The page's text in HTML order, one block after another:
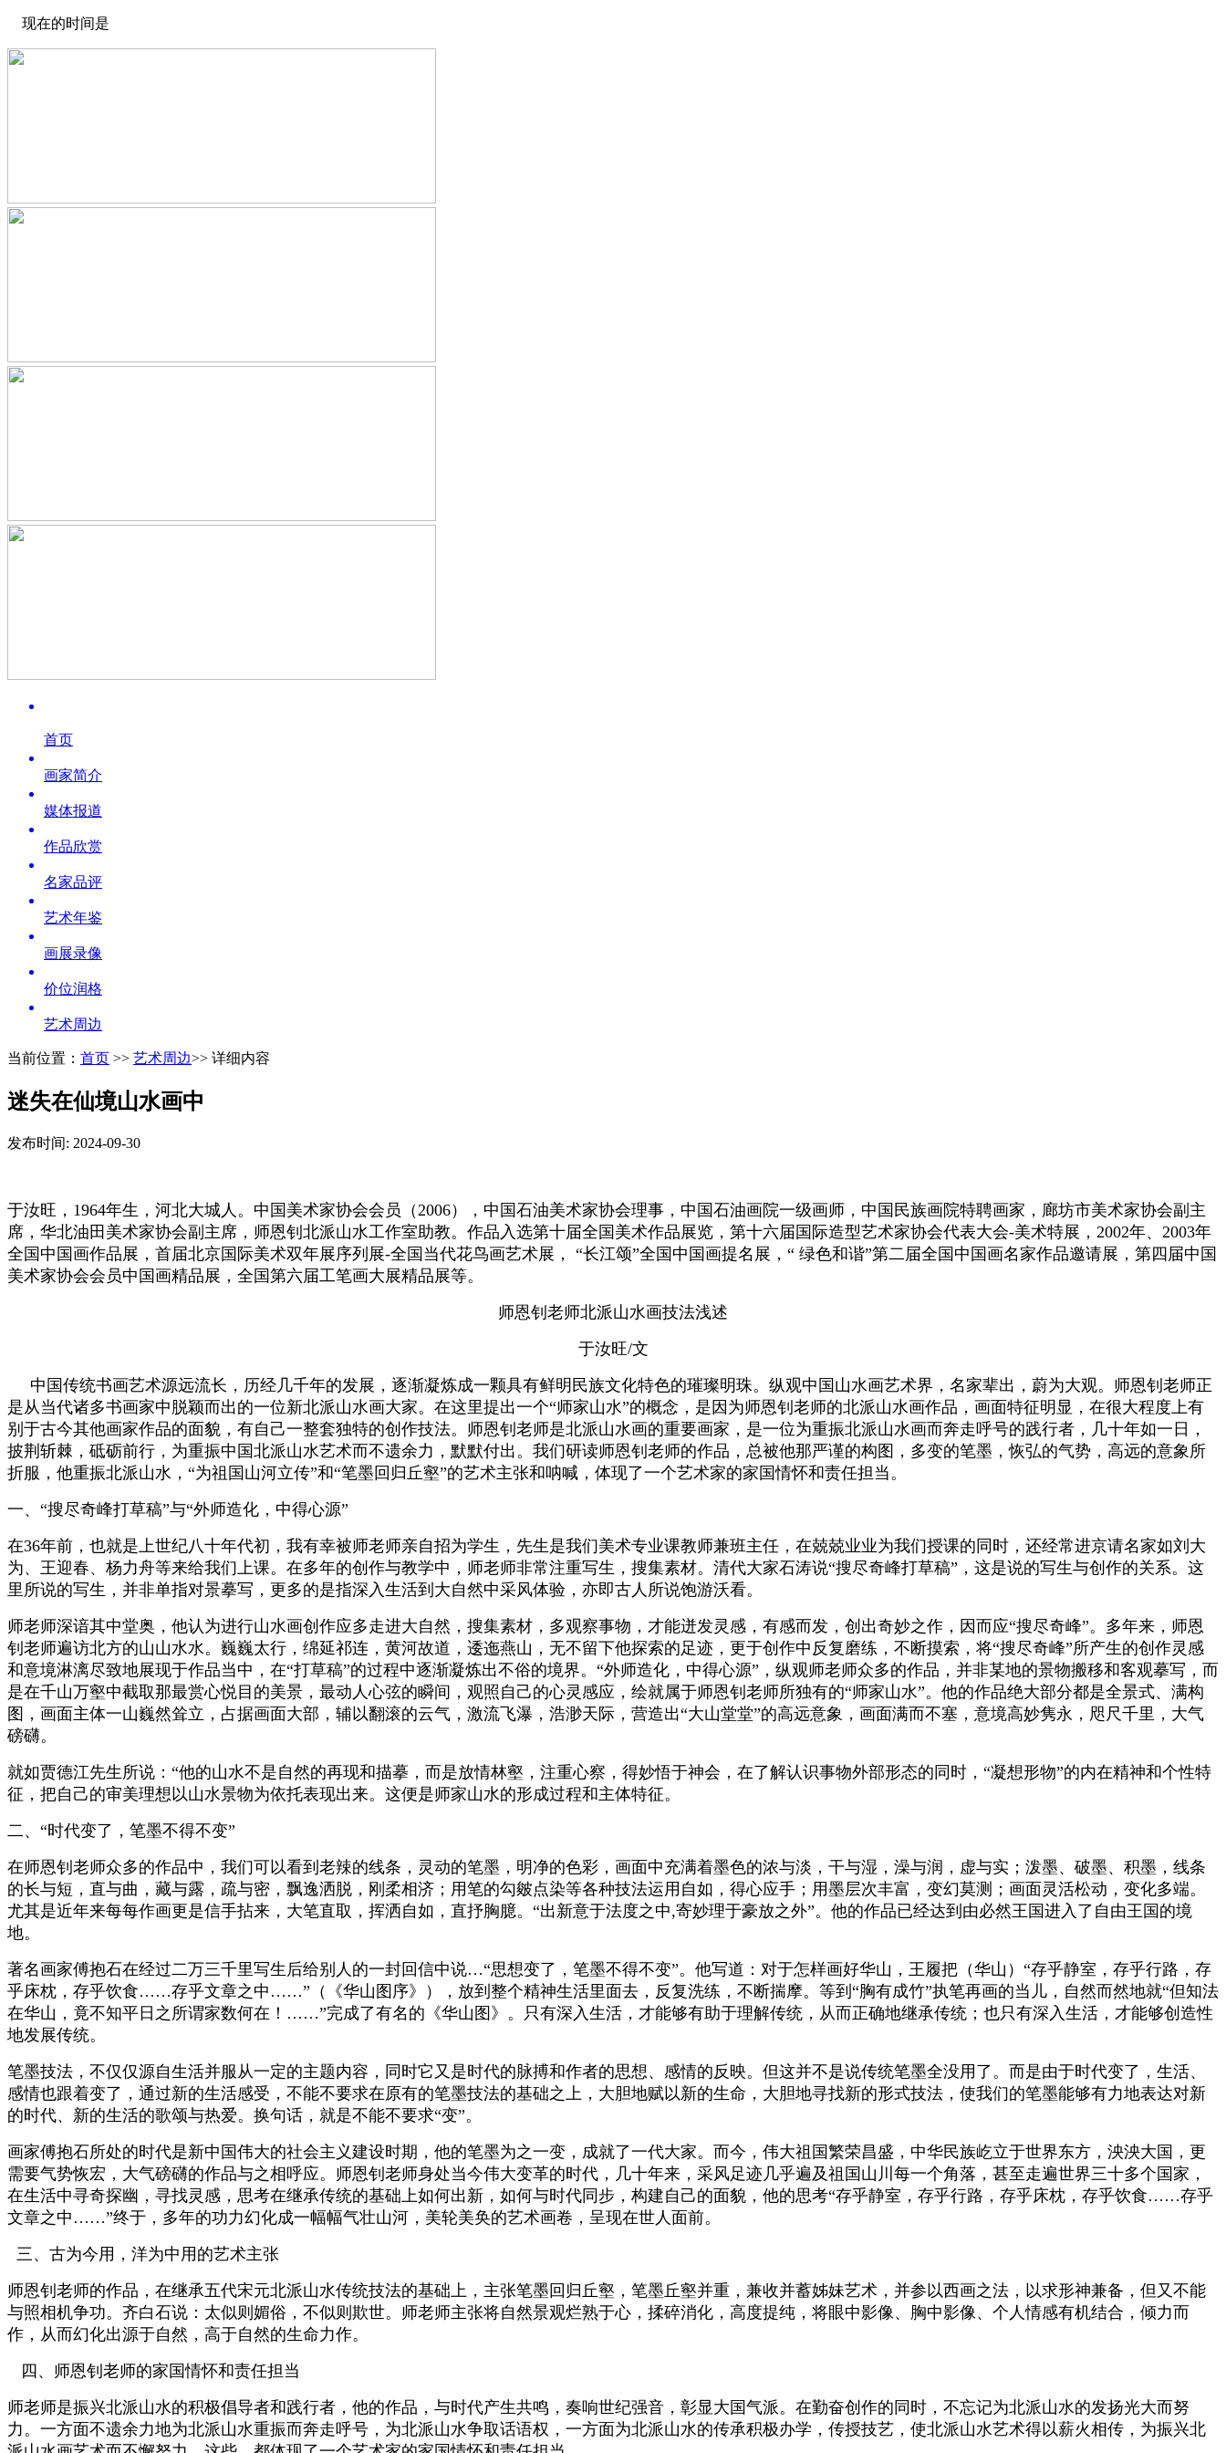
现在的时间是
首页
画家简介
媒体报道
作品欣赏
名家品评
艺术年鉴
画展录像
价位润格
艺术周边
当前位置： 首页 >> 艺术周边>> 详细内容
迷失在仙境山水画中
发布时间: 2024-09-30
于汝旺，1964年生，河北大城人。中国美术家协会会员（2006），中国石油美术家协会理事，中国石油画院一级画师，中国民族画院特聘画家，廊坊市美术家协会副主
席，华北油田美术家协会副主席，师恩钊北派山水工作室助教。作品入选第十届全国美术作品展览，第十六届国际造型艺术家协会代表大会-美术特展，2002年、2003年
全国中国画作品展，首届北京国际美术双年展序列展-全国当代花鸟画艺术展， “长江颂”全国中国画提名展，“ 绿色和谐”第二届全国中国画名家作品邀请展，第四届中国
美术家协会会员中国画精品展，全国第六届工笔画大展精品展等。
师恩钊老师北派山水画技法浅述
于汝旺/文
中国传统书画艺术源远流长，历经几千年的发展，逐渐凝炼成一颗具有鲜明民族文化特色的璀璨明珠。纵观中国山水画艺术界，名家辈出，蔚为大观。师恩钊老师正
是从当代诸多书画家中脱颖而出的一位新北派山水画大家。在这里提出一个“师家山水”的概念，是因为师恩钊老师的北派山水画作品，画面特征明显，在很大程度上有
别于古今其他画家作品的面貌，有自己一整套独特的创作技法。师恩钊老师是北派山水画的重要画家，是一位为重振北派山水画而奔走呼号的践行者，几十年如一日，
披荆斩棘，砥砺前行，为重振中国北派山水艺术而不遗余力，默默付出。我们研读师恩钊老师的作品，总被他那严谨的构图，多变的笔墨，恢弘的气势，高远的意象所
折服，他重振北派山水，“为祖国山河立传”和“笔墨回归丘壑”的艺术主张和呐喊，体现了一个艺术家的家国情怀和责任担当。
一、“搜尽奇峰打草稿”与“外师造化，中得心源”
在36年前，也就是上世纪八十年代初，我有幸被师老师亲自招为学生，先生是我们美术专业课教师兼班主任，在兢兢业业为我们授课的同时，还经常进京请名家如刘大
为、王迎春、杨力舟等来给我们上课。在多年的创作与教学中，师老师非常注重写生，搜集素材。清代大家石涛说“搜尽奇峰打草稿”，这是说的写生与创作的关系。这
里所说的写生，并非单指对景摹写，更多的是指深入生活到大自然中采风体验，亦即古人所说饱游沃看。
师老师深谙其中堂奥，他认为进行山水画创作应多走进大自然，搜集素材，多观察事物，才能迸发灵感，有感而发，创出奇妙之作，因而应“搜尽奇峰”。多年来，师恩
钊老师遍访北方的山山水水。巍巍太行，绵延祁连，黄河故道，逶迤燕山，无不留下他探索的足迹，更于创作中反复磨练，不断摸索，将“搜尽奇峰”所产生的创作灵感
和意境淋漓尽致地展现于作品当中，在“打草稿”的过程中逐渐凝炼出不俗的境界。“外师造化，中得心源”，纵观师老师众多的作品，并非某地的景物搬移和客观摹写，而
是在千山万壑中截取那最赏心悦目的美景，最动人心弦的瞬间，观照自己的心灵感应，绘就属于师恩钊老师所独有的“师家山水”。他的作品绝大部分都是全景式、满构
图，画面主体一山巍然耸立，占据画面大部，辅以翻滚的云气，激流飞瀑，浩渺天际，营造出“大山堂堂”的高远意象，画面满而不塞，意境高妙隽永，咫尺千里，大气
磅礴。
就如贾德江先生所说：“他的山水不是自然的再现和描摹，而是放情林壑，注重心察，得妙悟于神会，在了解认识事物外部形态的同时，“凝想形物”的内在精神和个性特
征，把自己的审美理想以山水景物为依托表现出来。这便是师家山水的形成过程和主体特征。
二、“时代变了，笔墨不得不变”
在师恩钊老师众多的作品中，我们可以看到老辣的线条，灵动的笔墨，明净的色彩，画面中充满着墨色的浓与淡，干与湿，澡与润，虚与实；泼墨、破墨、积墨，线条
的长与短，直与曲，藏与露，疏与密，飘逸洒脱，刚柔相济；用笔的勾皴点染等各种技法运用自如，得心应手；用墨层次丰富，变幻莫测；画面灵活松动，变化多端。
尤其是近年来每每作画更是信手拈来，大笔直取，挥洒自如，直抒胸臆。“出新意于法度之中,寄妙理于豪放之外”。他的作品已经达到由必然王国进入了自由王国的境
地。
著名画家傅抱石在经过二万三千里写生后给别人的一封回信中说…“思想变了，笔墨不得不变”。他写道：对于怎样画好华山，王履把（华山）“存乎静室，存乎行路，存
乎床枕，存乎饮食……存乎文章之中……”（《华山图序》），放到整个精神生活里面去，反复洗练，不断揣摩。等到“胸有成竹”执笔再画的当儿，自然而然地就“但知法
在华山，竟不知平日之所谓家数何在！……”完成了有名的《华山图》。只有深入生活，才能够有助于理解传统，从而正确地继承传统；也只有深入生活，才能够创造性
地发展传统。
笔墨技法，不仅仅源自生活并服从一定的主题内容，同时它又是时代的脉搏和作者的思想、感情的反映。但这并不是说传统笔墨全没用了。而是由于时代变了，生活、
感情也跟着变了，通过新的生活感受，不能不要求在原有的笔墨技法的基础之上，大胆地赋以新的生命，大胆地寻找新的形式技法，使我们的笔墨能够有力地表达对新
的时代、新的生活的歌颂与热爱。换句话，就是不能不要求“变”。
画家傅抱石所处的时代是新中国伟大的社会主义建设时期，他的笔墨为之一变，成就了一代大家。而今，伟大祖国繁荣昌盛，中华民族屹立于世界东方，泱泱大国，更
需要气势恢宏，大气磅礴的作品与之相呼应。师恩钊老师身处当今伟大变革的时代，几十年来，采风足迹几乎遍及祖国山川每一个角落，甚至走遍世界三十多个国家，
在生活中寻奇探幽，寻找灵感，思考在继承传统的基础上如何出新，如何与时代同步，构建自己的面貌，他的思考“存乎静室，存乎行路，存乎床枕，存乎饮食……存乎
文章之中……”终于，多年的功力幻化成一幅幅气壮山河，美轮美奂的艺术画卷，呈现在世人面前。
三、古为今用，洋为中用的艺术主张
师恩钊老师的作品，在继承五代宋元北派山水传统技法的基础上，主张笔墨回归丘壑，笔墨丘壑并重，兼收并蓄姊妹艺术，并参以西画之法，以求形神兼备，但又不能
与照相机争功。齐白石说：太似则媚俗，不似则欺世。师老师主张将自然景观烂熟于心，揉碎消化，高度提纯，将眼中影像、胸中影像、个人情感有机结合，倾力而
作，从而幻化出源于自然，高于自然的生命力作。
四、师恩钊老师的家国情怀和责任担当
师老师是振兴北派山水的积极倡导者和践行者，他的作品，与时代产生共鸣，奏响世纪强音，彰显大国气派。在勤奋创作的同时，不忘记为北派山水的发扬光大而努
力。一方面不遗余力地为北派山水重振而奔走呼号，为北派山水争取话语权，一方面为北派山水的传承积极办学，传授技艺，使北派山水艺术得以薪火相传，为振兴北